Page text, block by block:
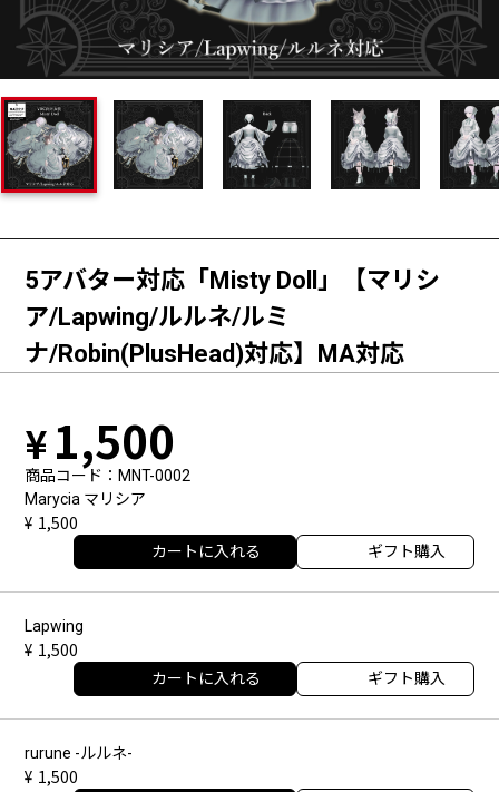
5アバター対応「Misty Doll」【マリシ
ア/Lapwing/ルルネ/ルミ
ナ/Robin(PlusHead)対応】MA対応
1,500
商品コード
MNT-0002
Marycia マリシア
1,500
カートに入れる ギフト購入
Lapwing
1,500
カートに入れる ギフト購入
rurune -ルルネ-
1,500